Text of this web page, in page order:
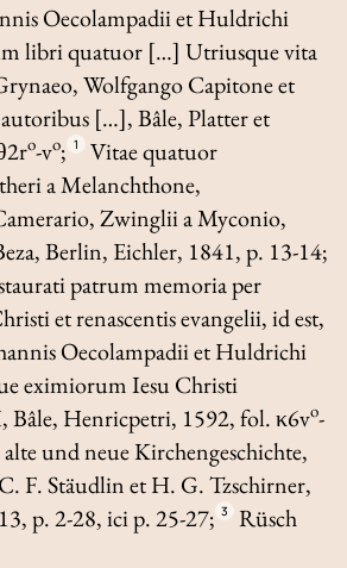
Oecolampadii et Huldrichi
libri quatuor […] Utriusque vita
Wolfgango Capitone et
[…], Bâle, Platter et
o-vo; 1
Vitae quatuor
a Melanchthone,
Zwinglii a Myconio,
, Berlin, Eichler, 1841, p. 13-14;
patrum memoria per
et renascentis evangelii, id est,
Oecolampadii et Huldrichi
eximiorum Iesu Christi
, Bâle, Henricpetri, 1592, fol. κ6vo-
und neue Kirchengeschichte,
F. Stäudlin et H. G. Tzschirner,
p. 2-28, ici p. 25-27; 3
Rüsch